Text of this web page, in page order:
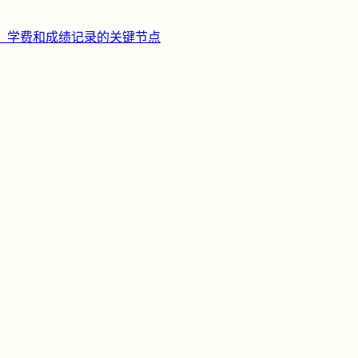
学费和成绩记录的关键节点